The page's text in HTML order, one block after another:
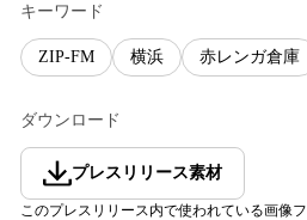
キーワード
ZIP-FM 横浜 赤レンガ倉庫
ダウンロード
プレスリリース素材
このプレスリリース内で使われている画像